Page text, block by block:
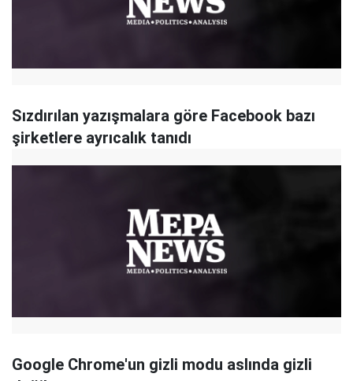
Sızdırılan yazışmalara göre Facebook bazı
şirketlere ayrıcalık tanıdı
Google Chrome'un gizli modu aslında gizli